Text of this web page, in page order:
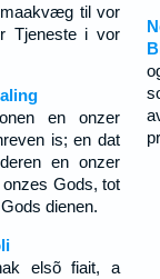
til vor
Tjeneste i vor
en onzer
is; en dat
en onzer
Gods, tot
dienen.
elsõ fiait, a